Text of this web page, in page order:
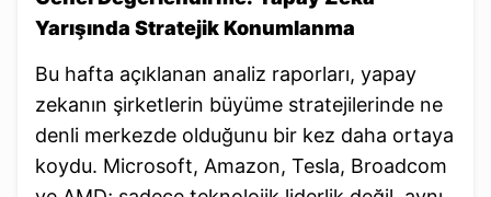
Yarışında Stratejik Konumlanma
Bu hafta açıklanan analiz raporları, yapay
zekanın şirketlerin büyüme stratejilerinde ne
denli merkezde olduğunu bir kez daha ortaya
koydu. Microsoft, Amazon, Tesla, Broadcom